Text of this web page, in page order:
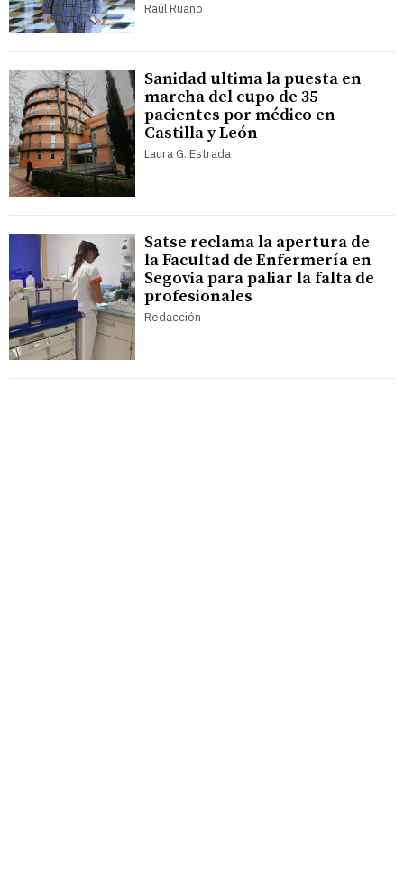
Raúl Ruano
Sanidad ultima la puesta en
marcha del cupo de 35
pacientes por médico en
Castilla y León
Laura G. Estrada
Satse reclama la apertura de
la Facultad de Enfermería en
Segovia para paliar la falta de
profesionales
Redacción